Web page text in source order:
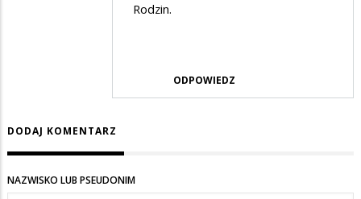
lat
Rodzin.
ODPOWIEDZ
DODAJ KOMENTARZ
NAZWISKO LUB PSEUDONIM